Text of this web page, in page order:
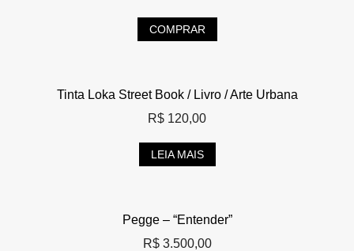
COMPRAR
Tinta Loka Street Book / Livro / Arte Urbana
R$ 120,00
LEIA MAIS
Pegge – “Entender”
R$3.500,00